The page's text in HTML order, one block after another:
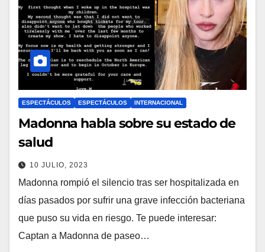
ESPECTÁCULOS ESPECTÁCULOS INTERNACIONAL
Madonna habla sobre su estado de
salud
10 JULIO, 2023
Madonna rompió el silencio tras ser hospitalizada en
días pasados por sufrir una grave infección bacteriana
que puso su vida en riesgo. Te puede interesar:
Captan a Madonna de paseo…